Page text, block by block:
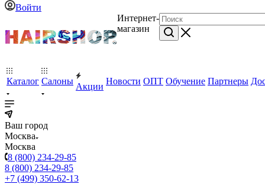
Войти
Интернет-
магазин
Каталог Салоны
Акции
Новости ОПТ Обучение Партнеры
Ваш город
Москва
Москва
8 (800) 234-29-85
8 (800) 234-29-85
+7 (499) 350-62-13